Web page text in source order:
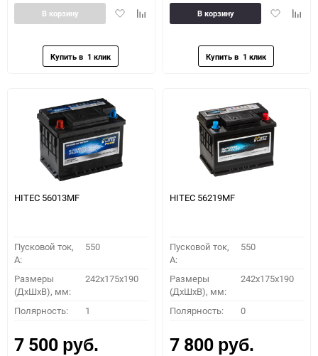
ДобавитьДобавить
В корзину
Добавить
В корзину
HITEC 56013MF
Пусковой ток,
A:
550
Размеры
(ДхШхВ), мм:
242x175x190
Полярность: 1
7 500 руб.
HITEC 56219MF
Пусковой ток,
A:
550
Размеры
(ДхШхВ), мм:
242x175x190
Полярность: 0
7 800 руб.